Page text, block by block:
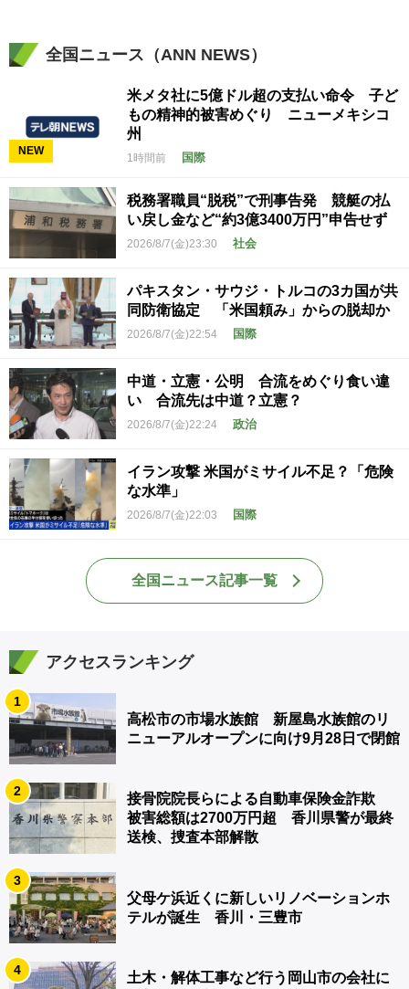
全国ニュース（ANN NEWS）
NEW
米メタ社に5億ドル超の支払い命令 子ど
もの精神的被害めぐり ニューメキシコ
州
1時間前 国際
税務署職員“脱税”で刑事告発 競艇の払
い戻し金など“約3億3400万円”申告せず
2026/8/7(金)23:30 社会
パキスタン・サウジ・トルコの3カ国が共
同防衛協定 「米国頼み」からの脱却か
2026/8/7(金)22:54 国際
中道・立憲・公明 合流をめぐり食い違
い 合流先は中道？立憲？
2026/8/7(金)22:24 政治
イラン攻撃 米国がミサイル不足？「危険
な水準」
2026/8/7(金)22:03 国際
全国ニュース記事一覧
アクセスランキング
1
高松市の市場水族館 新屋島水族館のリ
ニューアルオープンに向け9月28日で閉館
2
接骨院院長らによる自動車保険金詐欺
被害総額は2700万円超 香川県警が最終
送検、捜査本部解散
3
父母ケ浜近くに新しいリノベーションホ
テルが誕生 香川・三豊市
4
土木・解体工事など行う岡山市の会社に